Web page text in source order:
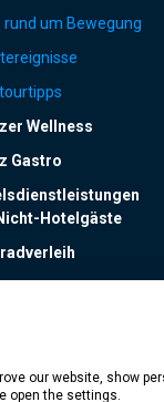
our website, show
open the settings.
rund um Bewegung
Wellness
Gastro
Hotelgäste
Webseite|